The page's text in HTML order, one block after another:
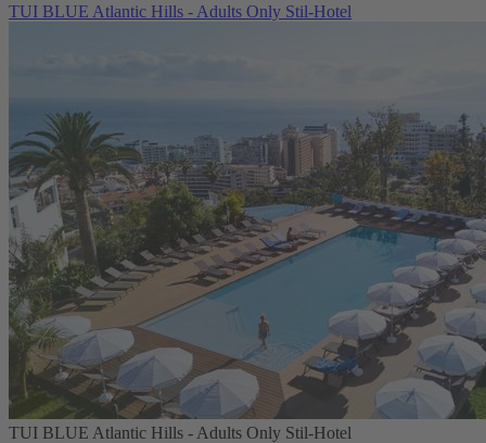
TUI BLUE Atlantic Hills - Adults Only Stil-Hotel
TUI BLUE Atlantic Hills - Adults Only Stil-Hotel